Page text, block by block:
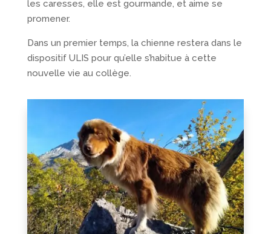
les caresses, elle est gourmande, et aime se
promener.
Dans un premier temps, la chienne restera dans le
dispositif ULIS pour qu’elle s’habitue à cette
nouvelle vie au collège.